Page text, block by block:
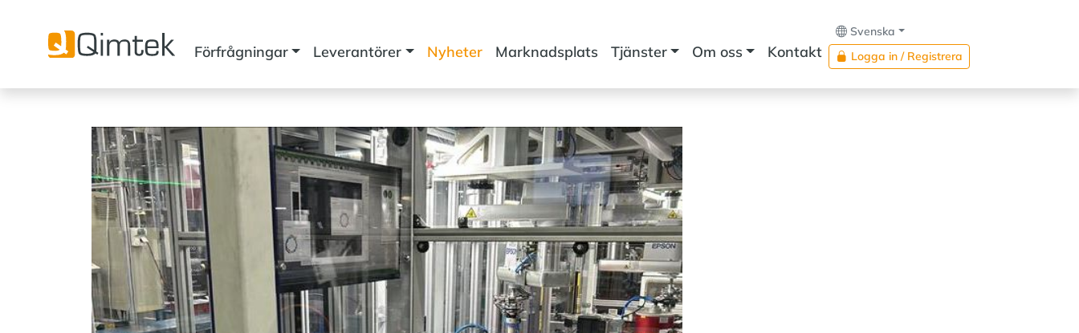
Förfrågningar Leverantörer Nyheter Marknadsplats Tjänster Om oss Kontakt
Svenska
Logga in / Registrera